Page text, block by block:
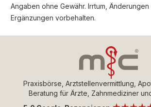
Angaben ohne Gewähr. Irrtum, Änderungen
Ergänzungen vorbehalten.
Praxisbörse, Arztstellenvermittlung,
Beratung für Ärzte, Zahnmediziner